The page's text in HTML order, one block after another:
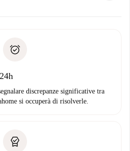
del pagamento
discrepanze significative tra
si occuperà di risolverle.